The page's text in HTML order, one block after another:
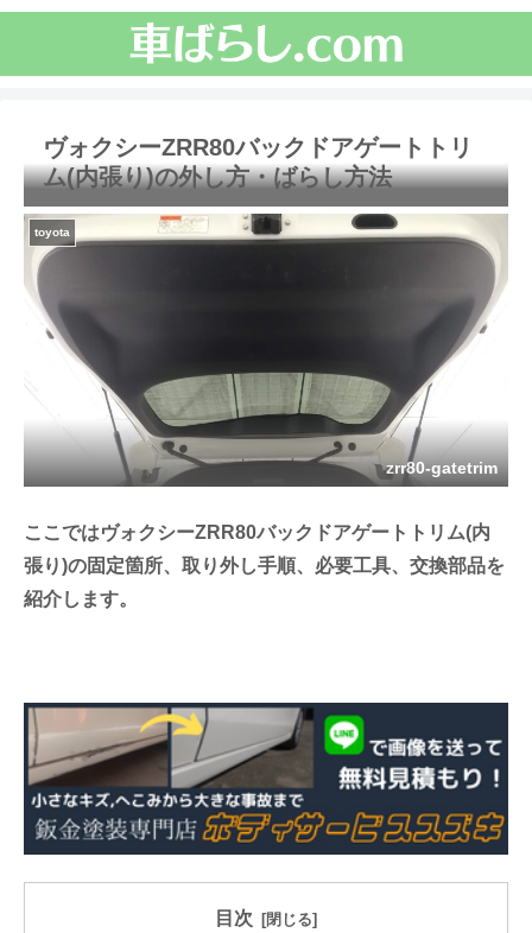
ヴォクシーZRR80バックドアゲートトリ
ム(内張り)の外し方・ばらし方法
toyota
zrr80-gatetrim
ここではヴォクシーZRR80バックドアゲートトリム(内
張り)の固定箇所、取り外し手順、必要工具、交換部品を
紹介します。
目次